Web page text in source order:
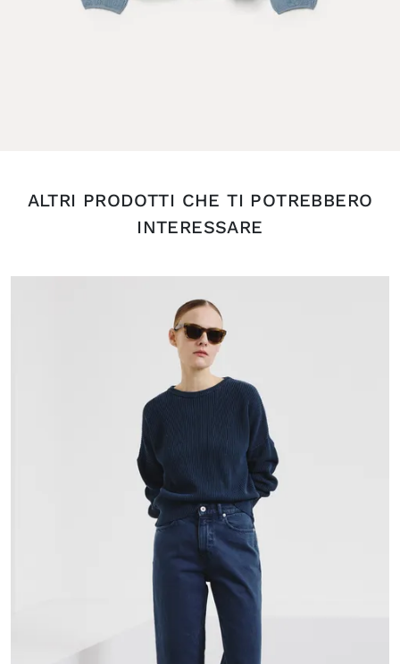
ALTRI PRODOTTI CHE TI POTREBBERO
INTERESSARE